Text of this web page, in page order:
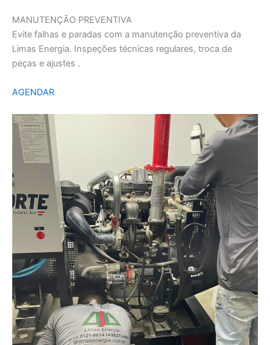
MANUTENÇÃO PREVENTIVA
Evite falhas e paradas com a manutenção preventiva da
Limas Energia. Inspeções técnicas regulares, troca de
peças e ajustes .
AGENDAR